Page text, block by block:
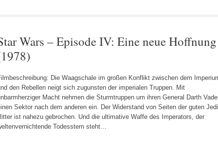
Wars – Episode IV: Eine neue Hoffnung
Die Waagschale im großen Konflikt zwischen dem
den Rebellen neigt sich zugunsten der imperialen Truppen. Mit
Macht nehmen die Sturmtruppen um ihren General Darth
Sektor nach dem anderen ein. Der Widerstand von Seiten der guten
ist nahezu gebrochen. Und die ultimative Waffe des Imperators, der
Todesstern steht…